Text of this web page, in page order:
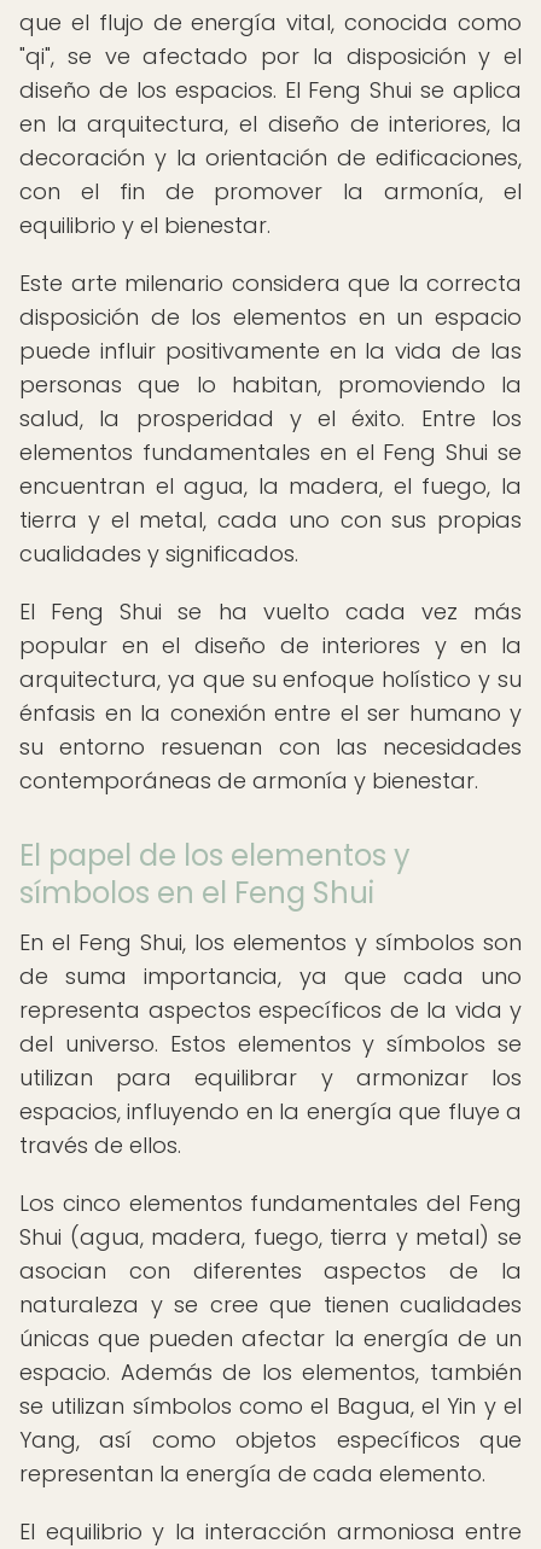
que el flujo de energía vital, conocida como
"qi", se ve afectado por la disposición y el
diseño de los espacios. El Feng Shui se aplica
en la arquitectura, el diseño de interiores, la
decoración y la orientación de edificaciones,
con el fin de promover la armonía, el
equilibrio y el bienestar.
Este arte milenario considera que la correcta
disposición de los elementos en un espacio
puede influir positivamente en la vida de las
personas que lo habitan, promoviendo la
salud, la prosperidad y el éxito. Entre los
elementos fundamentales en el Feng Shui se
encuentran el agua, la madera, el fuego, la
tierra y el metal, cada uno con sus propias
cualidades y significados.
El Feng Shui se ha vuelto cada vez más
popular en el diseño de interiores y en la
arquitectura, ya que su enfoque holístico y su
énfasis en la conexión entre el ser humano y
su entorno resuenan con las necesidades
contemporáneas de armonía y bienestar.
El papel de los elementos y
símbolos en el Feng Shui
En el Feng Shui, los elementos y símbolos son
de suma importancia, ya que cada uno
representa aspectos específicos de la vida y
del universo. Estos elementos y símbolos se
utilizan para equilibrar y armonizar los
espacios, influyendo en la energía que fluye a
través de ellos.
Los cinco elementos fundamentales del Feng
Shui (agua, madera, fuego, tierra y metal) se
asocian con diferentes aspectos de la
naturaleza y se cree que tienen cualidades
únicas que pueden afectar la energía de un
espacio. Además de los elementos, también
se utilizan símbolos como el Bagua, el Yin y el
Yang, así como objetos específicos que
representan la energía de cada elemento.
El equilibrio y la interacción armoniosa entre